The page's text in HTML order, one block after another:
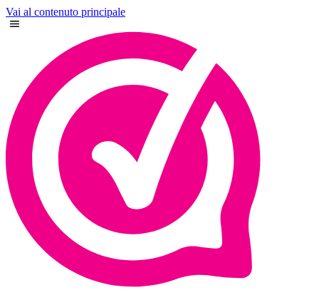
Vai al contenuto principale